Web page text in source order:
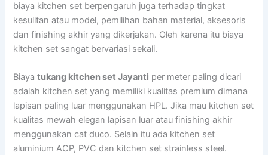
biaya kitchen set berpengaruh juga terhadap tingkat
kesulitan atau model, pemilihan bahan material, aksesoris
dan finishing akhir yang dikerjakan. Oleh karena itu biaya
kitchen set sangat bervariasi sekali.
Biayatukang kitchen set Jayanti per meter paling dicari
adalah kitchen set yang memiliki kualitas premium dimana
lapisan paling luar menggunakan HPL. Jika mau kitchen set
kualitas mewah elegan lapisan luar atau finishing akhir
menggunakan cat duco. Selain itu ada kitchen set
aluminium ACP, PVC dan kitchen set strainless steel.